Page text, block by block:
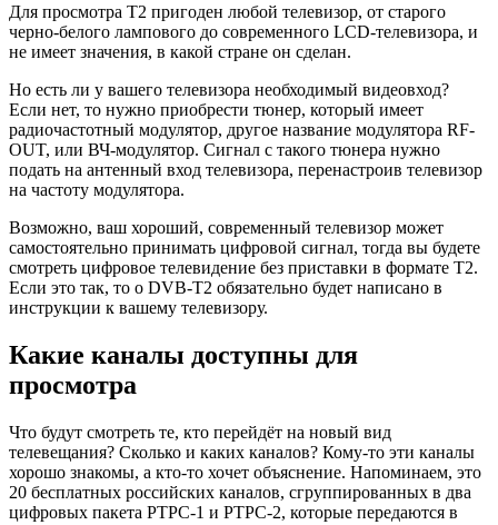
Для просмотра Т2 пригоден любой телевизор, от старого
черно-белого лампового до современного LCD-телевизора, и
не имеет значения, в какой стране он сделан.
Но есть ли у вашего телевизора необходимый видеовход?
Если нет, то нужно приобрести тюнер, который имеет
радиочастотный модулятор, другое название модулятора RF-
OUT, или ВЧ-модулятор. Сигнал с такого тюнера нужно
подать на антенный вход телевизора, перенастроив телевизор
на частоту модулятора.
Возможно, ваш хороший, современный телевизор может
самостоятельно принимать цифровой сигнал, тогда вы будете
смотреть цифровое телевидение без приставки в формате T2.
Если это так, то о DVB-T2 обязательно будет написано в
инструкции к вашему телевизору.
Какие каналы доступны для
просмотра
Что будут смотреть те, кто перейдёт на новый вид
телевещания? Сколько и каких каналов? Кому-то эти каналы
хорошо знакомы, а кто-то хочет объяснение. Напоминаем, это
20 бесплатных российских каналов, сгруппированных в два
цифровых пакета РТРС-1 и РТРС-2, которые передаются в